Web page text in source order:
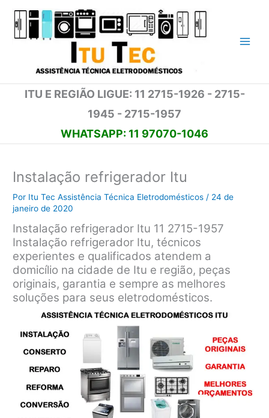
para
ITU E REGIÃO LIGUE: 11 2715-1926 - 2715-
1945 - 2715-1957
WHATSAPP: 11 97070-1046
Instalação refrigerador Itu
Por Itu Tec Assistência Técnica Eletrodomésticos / 24 de
janeiro de 2020
Instalação refrigerador Itu 11 2715-1957
Instalação refrigerador Itu, técnicos
experientes e qualificados atendem a
domicílio na cidade de Itu e região, peças
originais, garantia e sempre as melhores
soluções para seus eletrodomésticos.